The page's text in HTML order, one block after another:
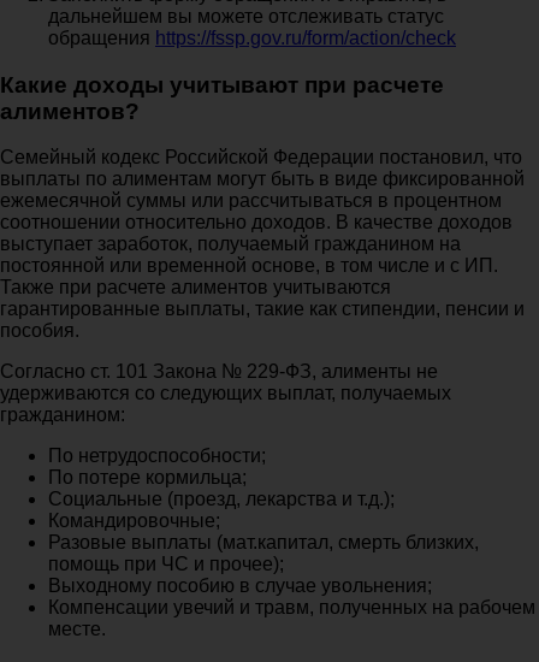
дальнейшем вы можете отслеживать статус
обращения https://fssp.gov.ru/form/action/check
Какие доходы учитывают при расчете
алиментов?
Семейный кодекс Российской Федерации постановил, что
выплаты по алиментам могут быть в виде фиксированной
ежемесячной суммы или рассчитываться в процентном
соотношении относительно доходов. В качестве доходов
выступает заработок, получаемый гражданином на
постоянной или временной основе, в том числе и с ИП.
Также при расчете алиментов учитываются
гарантированные выплаты, такие как стипендии, пенсии и
пособия.
Согласно ст. 101 Закона № 229-ФЗ, алименты не
удерживаются со следующих выплат, получаемых
гражданином:
По нетрудоспособности;
По потере кормильца;
Социальные (проезд, лекарства и т.д.);
Командировочные;
Разовые выплаты (мат.капитал, смерть близких,
помощь при ЧС и прочее);
Выходному пособию в случае увольнения;
Компенсации увечий и травм, полученных на рабочем
месте.